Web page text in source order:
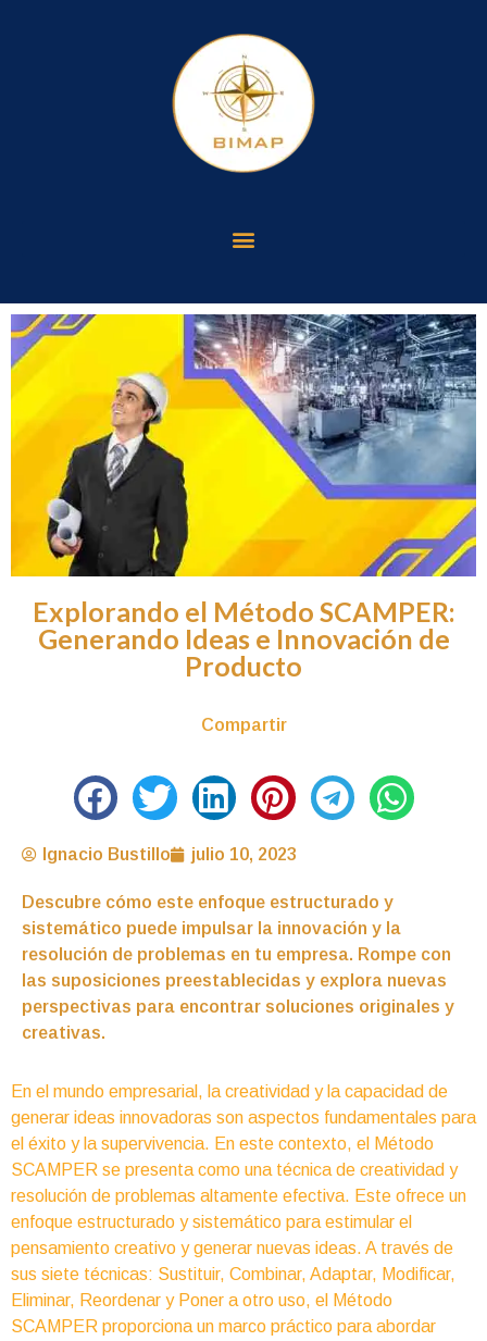
Explorando el Método SCAMPER:
Generando Ideas e Innovación de
Producto
Compartir
Ignacio Bustillo julio 10, 2023
Descubre cómo este enfoque estructurado y
sistemático puede impulsar la innovación y la
resolución de problemas en tu empresa. Rompe con
las suposiciones preestablecidas y explora nuevas
perspectivas para encontrar soluciones originales y
creativas.
En el mundo empresarial, la creatividad y la capacidad de
generar ideas innovadoras son aspectos fundamentales para
el éxito y la supervivencia. En este contexto, el Método
SCAMPER se presenta como una técnica de creatividad y
resolución de problemas altamente efectiva. Este ofrece un
enfoque estructurado y sistemático para estimular el
pensamiento creativo y generar nuevas ideas. A través de
sus siete técnicas: Sustituir, Combinar, Adaptar, Modificar,
Eliminar, Reordenar y Poner a otro uso, el Método
SCAMPER proporciona un marco práctico para abordar